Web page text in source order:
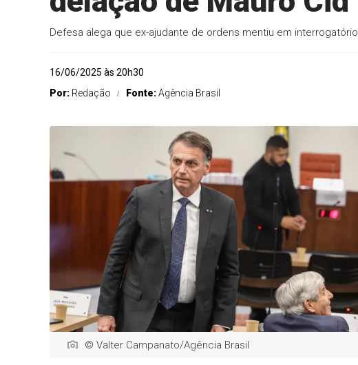
Defesa alega que ex-ajudante de ordens mentiu em interrogatório
16/06/2025 às 20h30
Por: Redação Fonte:Agência Brasil
© Valter Campanato/Agência Brasil